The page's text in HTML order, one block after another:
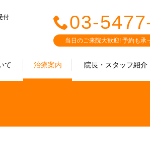
付
て 治療案内 院長・スタッフ紹介
03-
当日のご来院大歓迎! 予約も承